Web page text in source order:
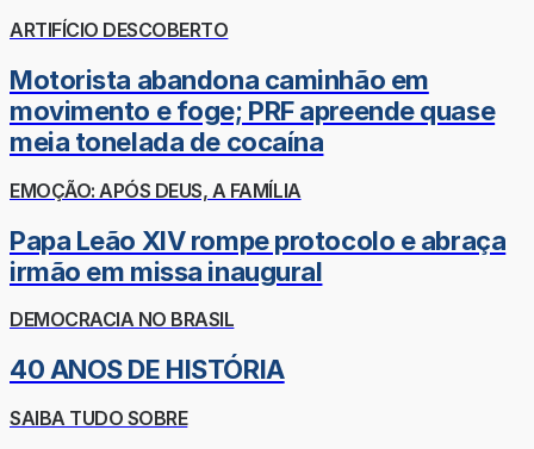
ARTIFÍCIO DESCOBERTO
Motorista abandona caminhão em
movimento e foge; PRF apreende quase
meia tonelada de cocaína
EMOÇÃO: APÓS DEUS, A FAMÍLIA
Papa Leão XIV rompe protocolo e abraça
irmão em missa inaugural
DEMOCRACIA NO BRASIL
40 ANOS DE HISTÓRIA
SAIBA TUDO SOBRE